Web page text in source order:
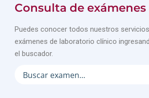
Consulta de exámenes
Puedes conocer todos nuestros
exámenes de laboratorio clínico
el buscador.